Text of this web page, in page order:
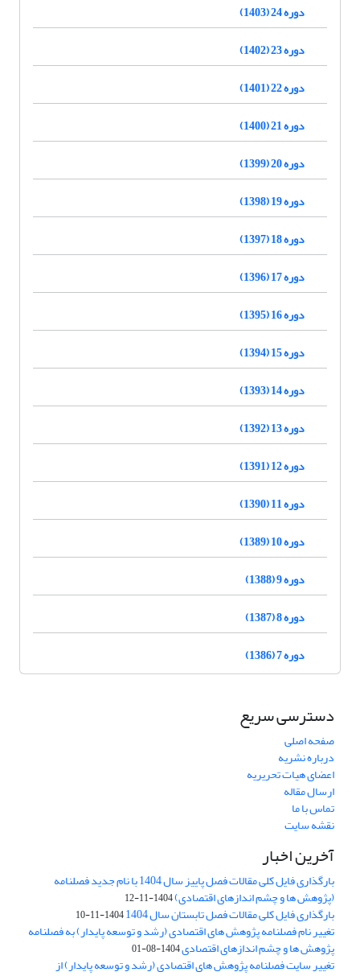
دوره 24 (1403)
دوره 23 (1402)
دوره 22 (1401)
دوره 21 (1400)
دوره 20 (1399)
دوره 19 (1398)
دوره 18 (1397)
دوره 17 (1396)
دوره 16 (1395)
دوره 15 (1394)
دوره 14 (1393)
دوره 13 (1392)
دوره 12 (1391)
دوره 11 (1390)
دوره 10 (1389)
دوره 9 (1388)
دوره 8 (1387)
دوره 7 (1386)
دسترسی سریع
صفحه اصلی
درباره نشریه
اعضای هیات تحریریه
ارسال مقاله
تماس با ما
نقشه سایت
آخرین اخبار
بارگذاری فایل کلی مقالات فصل پاییز سال 1404 با نام جدید فصلنامه
(پژوهش ها و چشم اندازهای اقتصادی)1404-11-12
بارگذاری فایل کلی مقالات فصل تابستان سال 1404 1404-11-10
تغییر نام فصلنامه پژوهش های اقتصادی (رشد و توسعه پایدار) به فصلنامه
پژوهش ها و چشم اندازهای اقتصادی1404-08-01
تغییر سایت فصلنامه پژوهش های اقتصادی (رشد و توسعه پایدار) از